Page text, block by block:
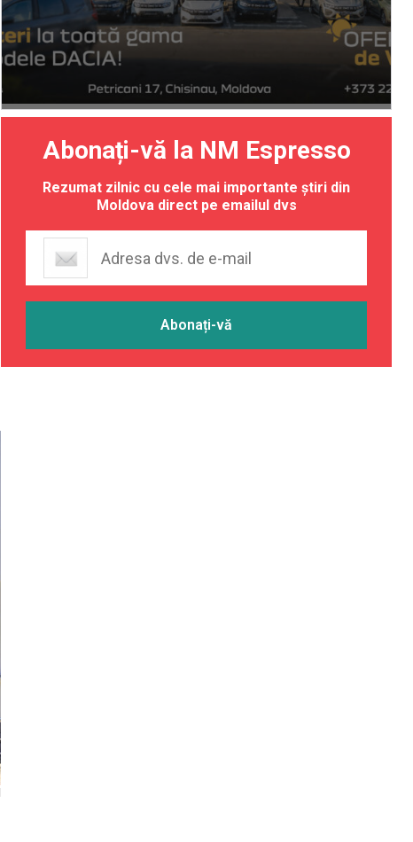
Abonați-vă la NM Espresso
Rezumat zilnic cu cele mai importante știri din
Moldova direct pe emailul dvs